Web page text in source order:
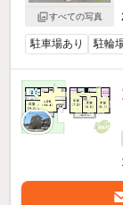
すべての写真
駐車場あり 駐輪